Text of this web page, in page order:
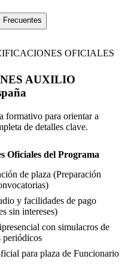
Frecuentes
OFICIALES
AUXILIO
formativo para orientar a
de detalles clave.
Oficiales del Programa
de plaza (Preparación
y facilidades de pago
sin intereses)
con simulacros de
periódicos
para plaza de Funcionario